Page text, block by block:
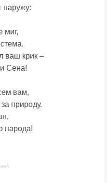
наружу:
миг,
ваш крик –
Сена!
вам,
природу.
народа!